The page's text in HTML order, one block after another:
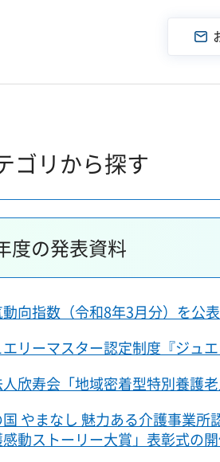
ゴリから探す
度の発表資料
向指数（令和8年3月分）を公
エリーマスター認定制度『ジュ
欣寿会「地域密着型特別養護
国 やまなし 魅力ある介護事業
動ストーリー大賞」表彰式の